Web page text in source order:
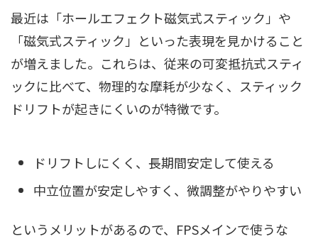
最近は「ホールエフェクト磁気式スティック」や
「磁気式スティック」といった表現を見かけること
が増えました。これらは、従来の可変抵抗式スティ
ックに比べて、物理的な摩耗が少なく、スティック
ドリフトが起きにくいのが特徴です。
ドリフトしにくく、長期間安定して使える
中立位置が安定しやすく、微調整がやりやすい
というメリットがあるので、FPSメインで使うな